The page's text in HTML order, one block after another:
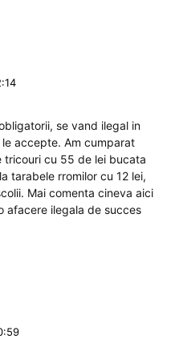
se vand ilegal in
accepte. Am cumparat
cu 55 de lei bucata
tarabele rromilor cu 12 lei,
Mai comenta cineva aici
afacere ilegala de succes